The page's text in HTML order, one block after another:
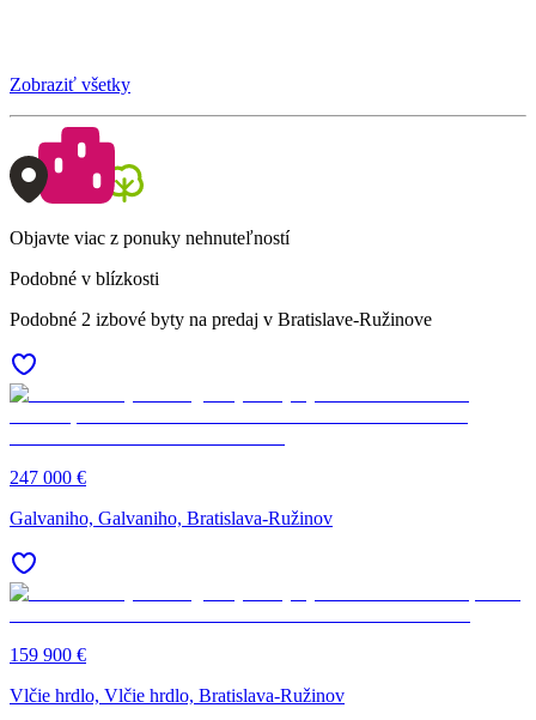
Zobraziť všetky
Objavte viac z ponuky nehnuteľností
Podobné v blízkosti
Podobné 2 izbové byty na predaj v Bratislave-Ružinove
247 000 €
Galvaniho, Galvaniho, Bratislava-Ružinov
159 900 €
Vlčie hrdlo, Vlčie hrdlo, Bratislava-Ružinov